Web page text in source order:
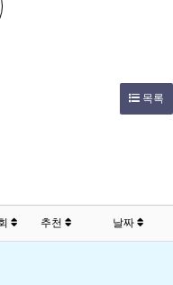
목록
추천 날짜